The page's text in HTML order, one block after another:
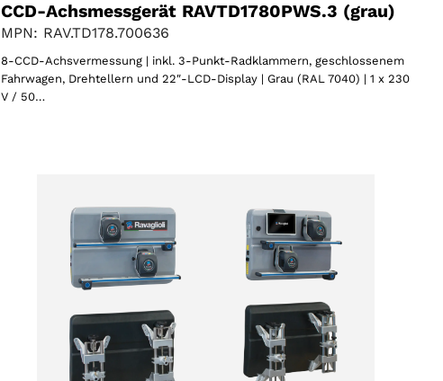
CCD-Achsmessgerät RAVTD1780PWS.3 (grau)
MPN: RAV.TD178.700636
8-CCD-Achsvermessung | inkl. 3-Punkt-Radklammern, geschlossenem
Fahrwagen, Drehtellern und 22″-LCD-Display | Grau (RAL 7040) | 1 x 230
V / 50…